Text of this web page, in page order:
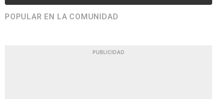
POPULAR EN LA COMUNIDAD
PUBLICIDAD